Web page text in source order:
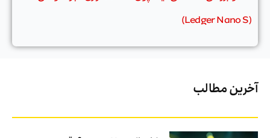
(Ledger Nano S)
آخرین مطالب